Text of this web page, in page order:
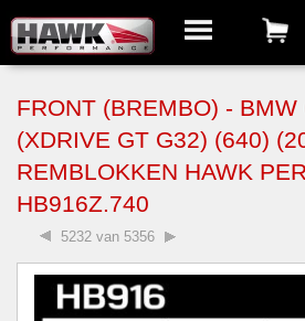
FRONT (BREMBO) - BMW
(XDRIVE GT G32) (640)
REMBLOKKEN HAWK
HB916Z.740
5232 van 5356